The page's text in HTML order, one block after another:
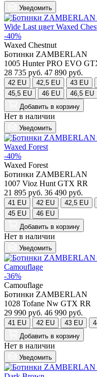
Уведомить
-40%
Waxed Chestnut
Ботинки ZAMBERLAN
1005 Hunter PRO EVO
28 735 руб. 47 890 руб.
42 EU 42,5 EU 43 EU
45,5 EU
46 EU 46,5 EU
Добавить в корзину
Нет в наличии
Уведомить
-40%
Waxed Forest
Ботинки ZAMBERLAN
1007 Vioz Hunt GTX RR
21 895 руб. 36 490 руб.
41 EU 42 EU 42,5 EU
45 EU
46 EU
Добавить в корзину
Нет в наличии
Уведомить
-36%
Camouflage
Ботинки ZAMBERLAN
1028 Tofane Nw GTX RR
29 990 руб. 46 990 руб.
41 EU 42 EU 43 EU
Добавить в корзину
Нет в наличии
Уведомить